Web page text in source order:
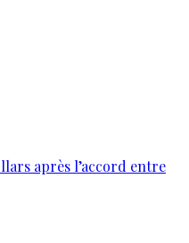
après l’accord entre